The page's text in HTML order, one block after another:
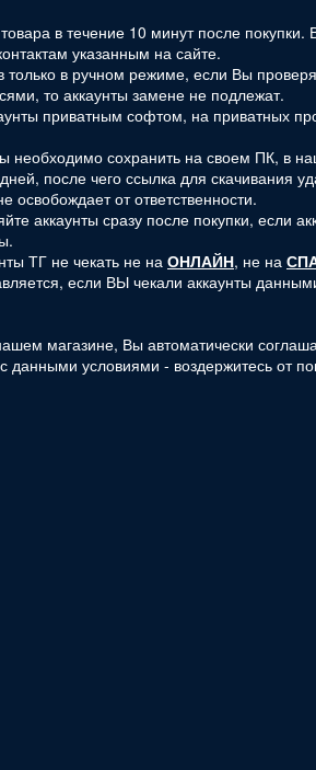
в течение 10 минут после
указанным на сайте.
только в ручном режиме, если Вы
то аккаунты замене не подлежат.
приватным софтом, на приватных
необходимо сохранить на своем ПК, в
после чего ссылка для скачивания
освобождает от ответственности.
аккаунты сразу после покупки, если
ТГ не чекать не на ОНЛАЙН, не на
если ВЫ чекали аккаунты
магазине, Вы автоматически
данными условиями - воздержитесь от